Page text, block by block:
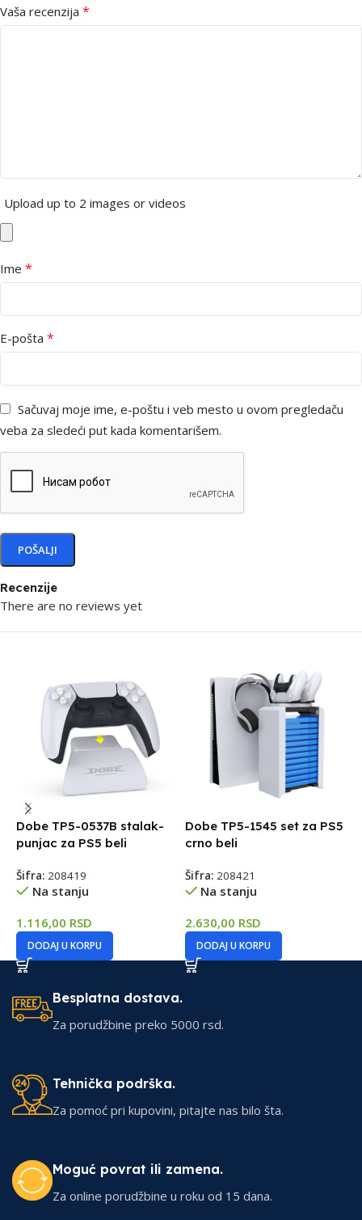
Recenzije
There are no reviews yet
Vaša recenzija *
Upload up to 2 images or videos
Ime *
E-pošta *
Sačuvaj moje ime, e-poštu i veb mesto u ovom pregledaču
veba za sledeći put kada komentarišem.
Dobe TP5-0537B stalak-
punjac za PS5 beli
Šifra: 208419
Na stanju
1.116,00 RSD
DODAJ U KORPU
Dobe TP5-1545 set za PS5
crno beli
Šifra: 208421
Na stanju
2.630,00 RSD
DODAJ U KORPU
Besplatna dostava.
Za porudžbine preko 5000 rsd.
Tehnička podrška.
Za pomoć pri kupovini, pitajte nas bilo šta.
Moguć povrat ili zamena.
Za online porudžbine u roku od 15 dana.